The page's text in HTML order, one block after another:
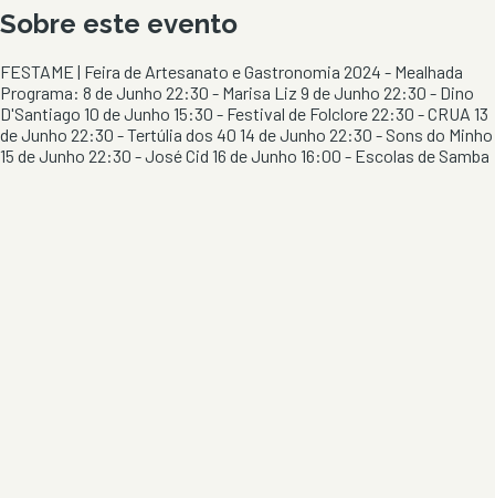
Sobre este evento
FESTAME | Feira de Artesanato e Gastronomia 2024 - Mealhada
Programa: 8 de Junho 22:30 - Marisa Liz 9 de Junho 22:30 - Dino
D'Santiago 10 de Junho 15:30 - Festival de Folclore 22:30 - CRUA 13
de Junho 22:30 - Tertúlia dos 40 14 de Junho 22:30 - Sons do Minho
15 de Junho 22:30 - José Cid 16 de Junho 16:00 - Escolas de Samba